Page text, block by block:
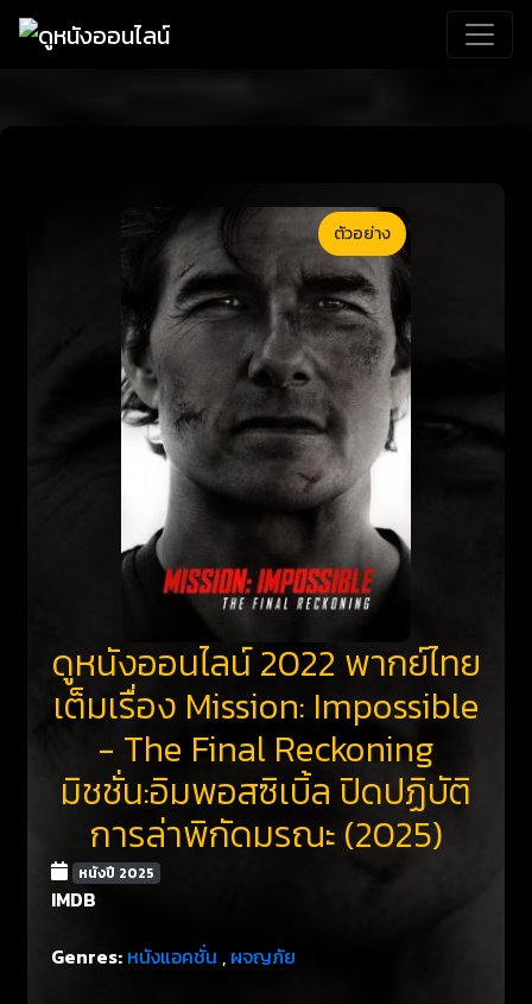
ตัวอย่าง
ดูหนังออนไลน์ 2022 พากย์ไทย
เต็มเรื่อง Mission: Impossible
- The Final Reckoning
มิชชั่น:อิมพอสซิเบิ้ล ปิดปฏิบัติ
การล่าพิกัดมรณะ (2025)
หนังปี 2025
IMDB
Genres: หนังแอคชั่น , ผจญภัย